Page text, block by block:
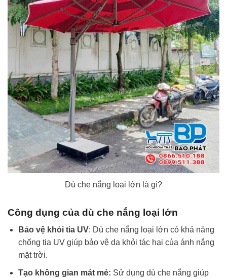
Dù che nắng loại lớn là gì?
Công dụng của dù che nắng loại lớn
Bảo vệ khỏi tia UV: Dù che nắng loại lớn có khả năng
chống tia UV giúp bảo vệ da khỏi tác hại của ánh nắng
mặt trời.
Tạo không gian mát mẻ: Sử dụng dù che nắng giúp